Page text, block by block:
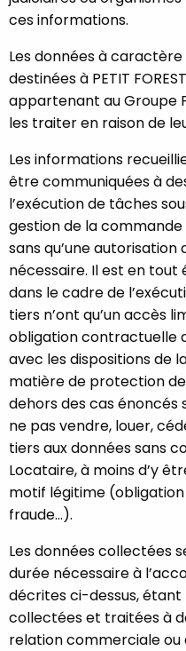
ces informations.
Les données à
destinées à PETIT
appartenant au Groupe
les traiter en raison de
Les informations
être communiquées à
l’exécution de tâches
gestion de la
sans qu’une autorisation
nécessaire. Il est en
dans le cadre de
tiers n’ont qu’un accès
obligation contractuelle
avec les dispositions de
matière de protection
dehors des cas énoncés
ne pas vendre, louer,
tiers aux données sans
Locataire, à moins d’y
motif légitime
fraude...).
Les données collectées
durée nécessaire à
décrites ci-dessus, étant
collectées et traitées à
relation commerciale